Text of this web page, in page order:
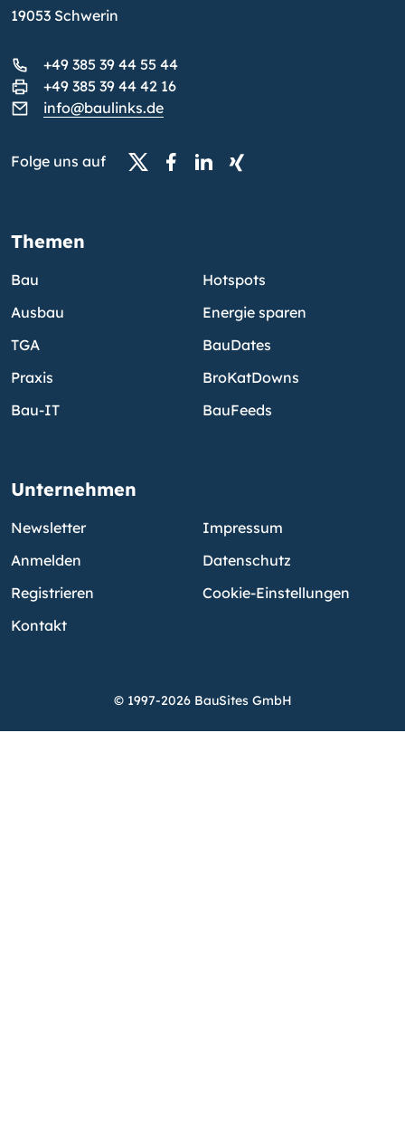
19053 Schwerin
+49 385 39 44 55 44
+49 385 39 44 42 16
info@baulinks.de
Folge uns auf
Themen
Bau
Ausbau
TGA
Praxis
Bau-IT
Hotspots
Energie sparen
BauDates
BroKatDowns
BauFeeds
Unternehmen
Newsletter
Anmelden
Registrieren
Kontakt
Impressum
Datenschutz
Cookie-Einstellungen
© 1997-2026 BauSites GmbH